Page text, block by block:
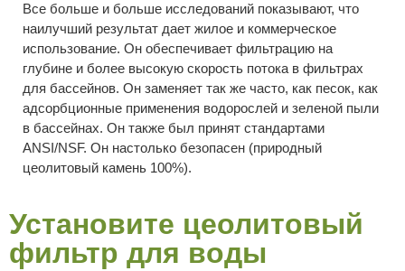
Все больше и больше исследований показывают, что
наилучший результат дает жилое и коммерческое
использование. Он обеспечивает фильтрацию на
глубине и более высокую скорость потока в фильтрах
для бассейнов. Он заменяет так же часто, как песок, как
адсорбционные применения водорослей и зеленой пыли
в бассейнах. Он также был принят стандартами
ANSI/NSF. Он настолько безопасен (природный
цеолитовый камень 100%).
Установите цеолитовый
фильтр для воды